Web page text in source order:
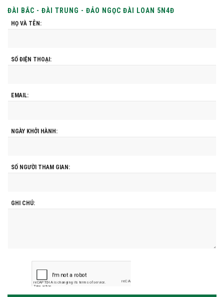
ĐÀI BẮC - ĐÀI TRUNG - ĐẢO NGỌC ĐÀI LOAN 5N4Đ
HỌ VÀ TÊN:
SỐ ĐIỆN THOẠI:
EMAIL:
NGÀY KHỞI HÀNH:
SỐ NGƯỜI THAM GIAN:
GHI CHÚ: